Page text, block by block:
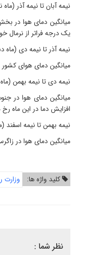
نیمه آبان تا نیمه آذر (ماه
یک درجه فراتر از نرمال
نیمه آذر تا نیمه دی (ماه
میانگین دمای هوای
نیمه دی تا نیمه بهمن (ماه
افزایش دما در این ماه
نیمه بهمن تا نیمه اسفند (ماه
میانگین دمای هوا در زاگرس شمالی تا جنوبی و
کلید واژه ها: وزارت
نظر شما :